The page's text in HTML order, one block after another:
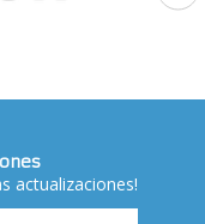
actualizaciones!